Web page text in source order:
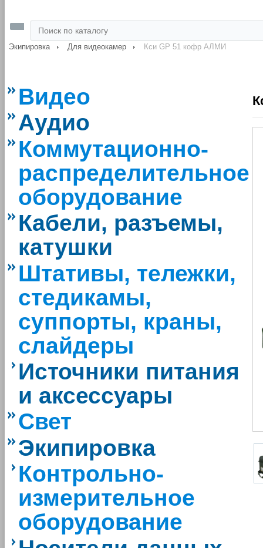
Экипировка Для видеокамер Кси GP 51 кофр АЛМИ
Видео
Аудио
Коммутационно-
распределительное
оборудование
Кабели, разъемы,
катушки
Штативы, тележки,
стедикамы,
суппорты, краны,
слайдеры
Источники питания
и аксессуары
Свет
Экипировка
Контрольно-
измерительное
оборудование